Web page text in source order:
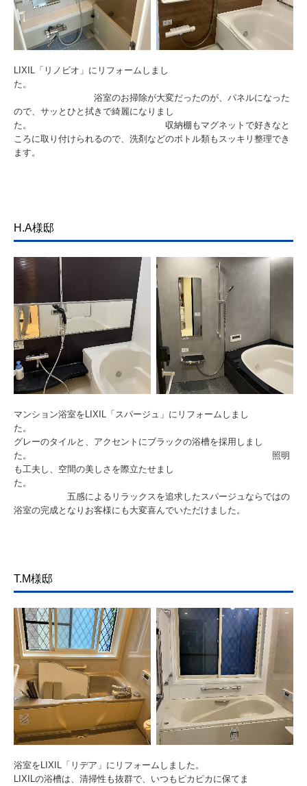
LIXIL「リノビオ」にリフォームしまし
た。
浴室のお掃除が大変だったのが、パネルになった
ので、サッとひと拭きで綺麗になりまし
た。 収納棚もマグネットで好きなと
ころに取り付けられるので、洗剤などのボトル類もスッキリ整理でき
ます。
H.A様邸
マンション浴室をLIXIL「スパージュ」にリフォームしまし
た。
グレーのタイルと、アクセントにブラックの浴槽を採用しまし
た。 照明
も工夫し、空間の美しさを際立たせまし
た。
五感によるリラックスを追求したスパージュならではの
浴室の完成となりお客様にも大変喜んでいただけました。
T.M様邸
浴室をLIXIL「リデア」にリフォームしました。
LIXILの浴槽は、清掃性も抜群で、いつもピカピカに保てま